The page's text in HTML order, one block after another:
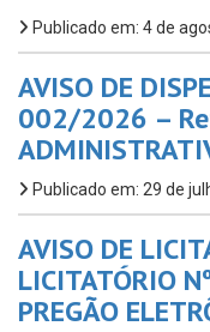
Publicado em: 4 de
AVISO DE
002/2026 –
Publicado em: 29 de
AVISO DE
LICITATÓRIO
PREGÃO